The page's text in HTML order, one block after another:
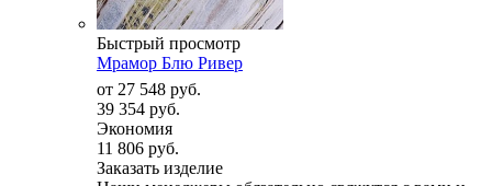
Быстрый просмотр
Мрамор Блю Ривер
от 27 548 руб.
39 354 руб.
Экономия
11 806 руб.
Заказать изделие